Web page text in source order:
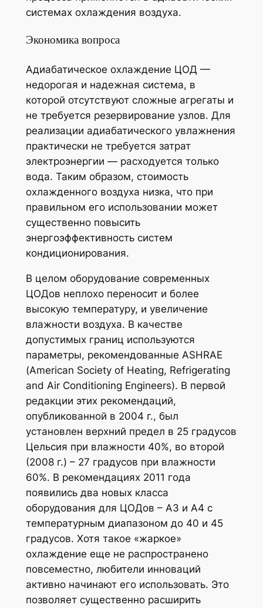
системах охлаждения воздуха.
Экономика вопроса
Адиабатическое охлаждение ЦОД —
недорогая и надежная система, в
которой отсутствуют сложные агрегаты и
не требуется резервирование узлов. Для
реализации адиабатического увлажнения
практически не требуется затрат
электроэнергии — расходуется только
вода. Таким образом, стоимость
охлажденного воздуха низка, что при
правильном его использовании может
существенно повысить
энергоэффективность систем
кондиционирования.
В целом оборудование современных
ЦОДов неплохо переносит и более
высокую температуру, и увеличение
влажности воздуха. В качестве
допустимых границ используются
параметры, рекомендованные ASHRAE
(American Society of Heating, Refrigerating
and Air Conditioning Engineers). В первой
редакции этих рекомендаций,
опубликованной в 2004 г., был
установлен верхний предел в 25 градусов
Цельсия при влажности 40%, во второй
(2008 г.) – 27 градусов при влажности
60%. В рекомендациях 2011 года
появились два новых класса
оборудования для ЦОДов – А3 и А4 с
температурным диапазоном до 40 и 45
градусов. Хотя такое «жаркое»
охлаждение еще не распространено
повсеместно, любители инноваций
активно начинают его использовать. Это
позволяет существенно расширить